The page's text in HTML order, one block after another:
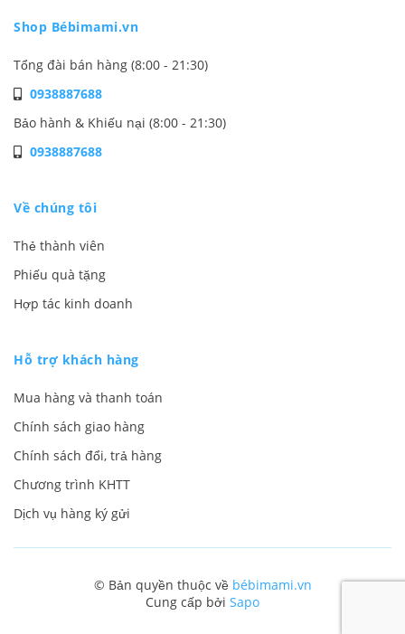
Shop Bébimami.vn
Tổng đài bán hàng (8:00 - 21:30)
0938887688
Bảo hành & Khiếu nại (8:00 - 21:30)
0938887688
Về chúng tôi
Thẻ thành viên
Phiếu quà tặng
Hợp tác kinh doanh
Hỗ trợ khách hàng
Mua hàng và thanh toán
Chính sách giao hàng
Chính sách đổi, trả hàng
Chương trình KHTT
Dịch vụ hàng ký gửi
© Bản quyền thuộc về bébimami.vn
Cung cấp bởi Sapo